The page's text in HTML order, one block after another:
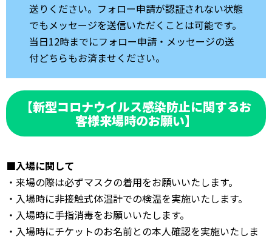
送りください。フォロー申請が認証されない状態
でもメッセージを送信いただくことは可能です。
当日12時までにフォロー申請・メッセージの送
付どちらもお済ませください。
【新型コロナウイルス感染防止に関するお
客様来場時のお願い】
■入場に関して
・来場の際は必ずマスクの着用をお願いいたします。
・入場時に非接触式体温計での検温を実施いたします。
・入場時に手指消毒をお願いいたします。
・入場時にチケットのお名前との本人確認を実施いたしま